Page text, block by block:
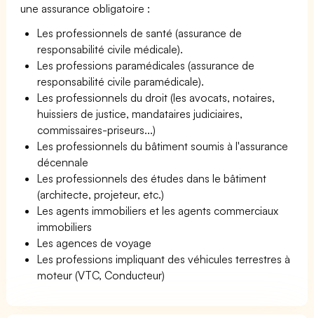
une assurance obligatoire :
Les professionnels de santé (assurance de
responsabilité civile médicale).
Les professions paramédicales (assurance de
responsabilité civile paramédicale).
Les professionnels du droit (les avocats, notaires,
huissiers de justice, mandataires judiciaires,
commissaires-priseurs...)
Les professionnels du bâtiment soumis à l'assurance
décennale
Les professionnels des études dans le bâtiment
(architecte, projeteur, etc.)
Les agents immobiliers et les agents commerciaux
immobiliers
Les agences de voyage
Les professions impliquant des véhicules terrestres à
moteur (VTC, Conducteur)